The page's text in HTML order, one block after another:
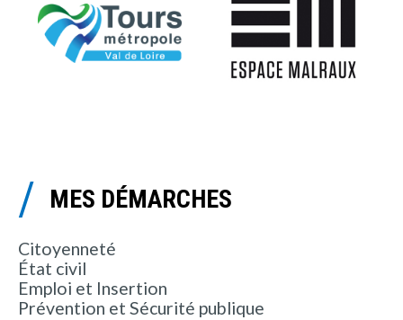
MES DÉMARCHES
Citoyenneté
État civil
Emploi et Insertion
Prévention et Sécurité publique